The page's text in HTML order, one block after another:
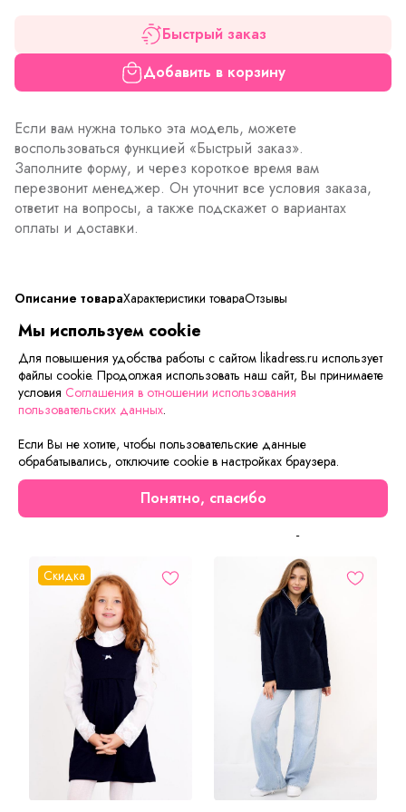
Быстрый заказ
Добавить в корзину
Если вам нужна только эта модель, можете
воспользоваться функцией «Быстрый заказ».
Заполните форму, и через короткое время вам
перезвонит менеджер. Он уточнит все условия заказа,
ответит на вопросы, а также подскажет о вариантах
оплаты и доставки.
Описание товараХарактеристики товараОтзывы
Длина изделий
28р - 41 см, 30р - 45 см, 32р - 49 см, 34р - 54 см, 36р -
58 см, 38р - 62 см.
карманами. Пояс на резинке со вставленным шнурком.
Шнурок позволяет фиксировать шорты на талии.
Сейчас на сайте смотрят
Скидка
Мы используем cookie
Для повышения удобства работы с сайтом likadress.ru использует
файлы cookie. Продолжая использовать наш сайт, Вы принимаете
условия Соглашения в отношении использования
пользовательских данных.
Если Вы не хотите, чтобы пользовательские данные
обрабатывались, отключите cookie в настройках браузера.
Понятно, спасибо